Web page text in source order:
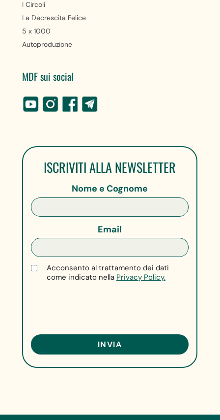
I Circoli
La Decrescita Felice
5 x 1000
Autoproduzione
MDF sui social
ISCRIVITI ALLA NEWSLETTER
Nome e Cognome
Email
Acconsento al trattamento dei dati
come indicato nella Privacy Policy.